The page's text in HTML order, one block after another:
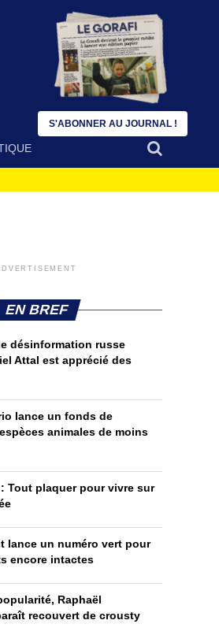
EN BREF
désinformation russe
Attal est apprécié des
lance un fonds de
animales de moins
Tout plaquer pour vivre sur
lance un numéro vert pour
encore intactes
Raphaël
recouvert de crousty
S'ABONNER AU JOURNAL !